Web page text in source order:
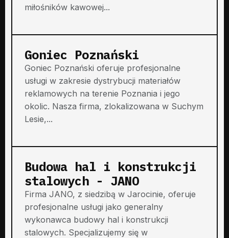
miłośników kawowej...
Goniec Poznański
Goniec Poznański oferuje profesjonalne
usługi w zakresie dystrybucji materiałów
reklamowych na terenie Poznania i jego
okolic. Nasza firma, zlokalizowana w Suchym
Lesie,...
Budowa hal i konstrukcji
stalowych - JANO
Firma JANO, z siedzibą w Jarocinie, oferuje
profesjonalne usługi jako generalny
wykonawca budowy hal i konstrukcji
stalowych. Specjalizujemy się w